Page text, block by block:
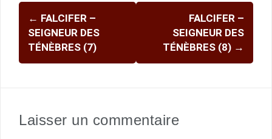
Navigation
d'article
← FALCIFER –
SEIGNEUR DES
TÉNÈBRES (7)
FALCIFER –
SEIGNEUR DES
TÉNÈBRES (8) →
Laisser un commentaire